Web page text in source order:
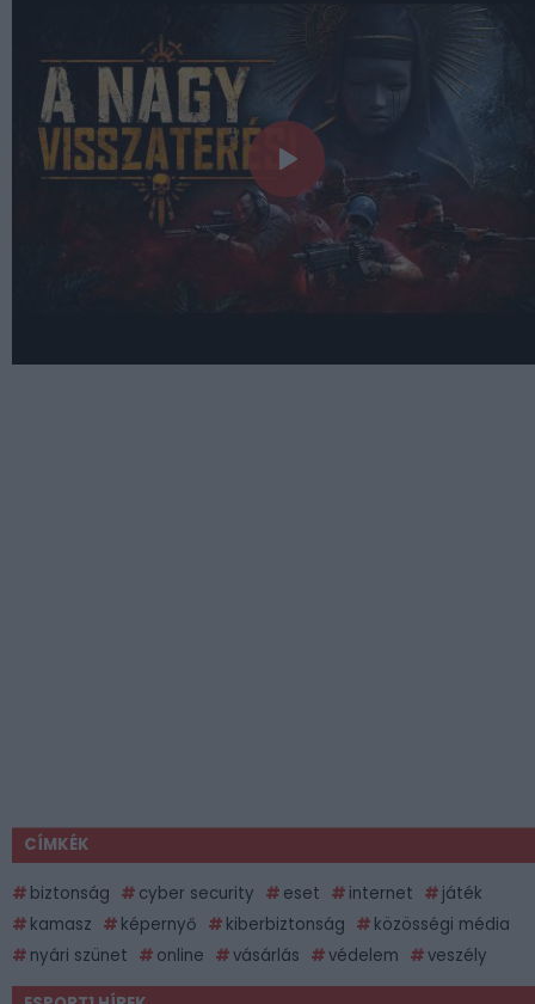
CÍMKÉK
biztonság cyber security eset internet
játék
kamasz
képernyő kiberbiztonság
közösségi média
nyári szünet
online vásárlás védelem veszély